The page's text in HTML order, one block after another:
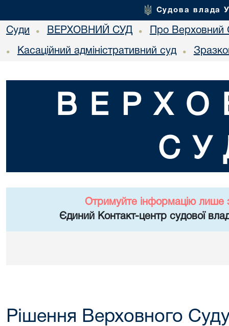
Судова влада
Суди • ВЕРХОВНИЙ СУД • Про Верховний
• Касаційний адміністративний суд •
Отримуйте інформацію лише
Єдиний Контакт-центр судової
Рішення Верховного